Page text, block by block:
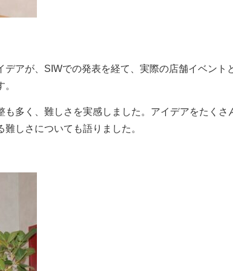
アが、SIWでの発表を経て、実際の店舗イベント
多く、難しさを実感しました。アイデアをたくさ
しさについても語りました。